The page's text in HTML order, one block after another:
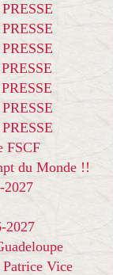
FSCF
du Monde !!
2027
2027
Vice